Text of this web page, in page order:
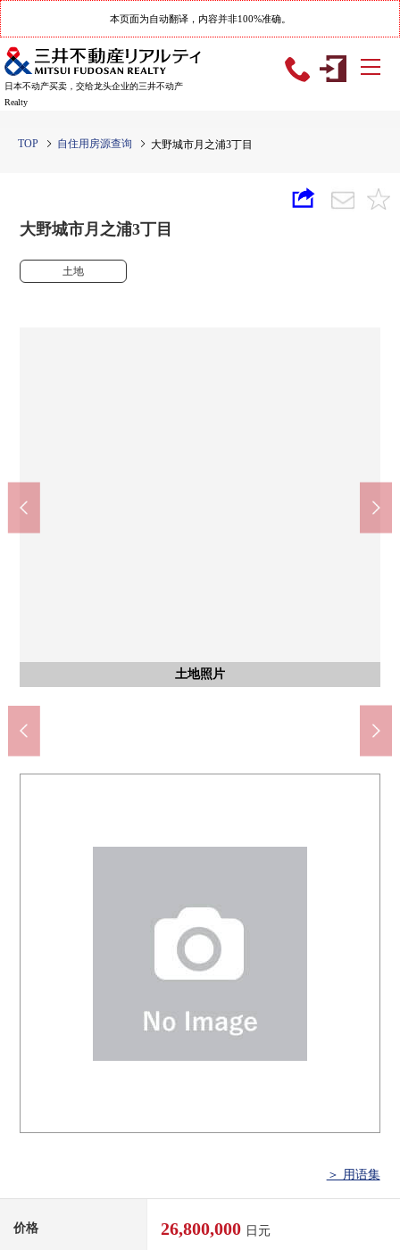
本页面为自动翻译，内容并非100%准确。
日本不动产买卖，交给龙头企业的三井不动产
Realty
TOP 自住用房源查询 大野城市月之浦3丁目
大野城市月之浦3丁目
土地
土地照片
土地照片
当地照片
土地照片
当地照片
土地照片
当地照片
土地照片
用地里面的样子
土地照片
用地里面的样子
含有前面道路的外观
前面道路
含有前面道路的外观
前面道路
＞ 用语集
价格 26,800,000 日元